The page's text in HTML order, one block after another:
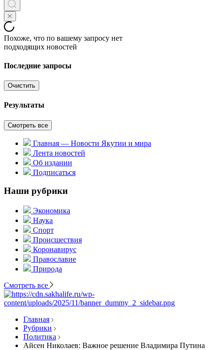
Похоже, что по вашему запросу нет
подходящих новостей
Последние запросы
Очистить
Результаты
Смотреть все
Главная — Новости Якутии и мира
Лента новостей
Об издании
Подписаться
Наши рубрики
Экономика
Наука
Спорт
Происшествия
Коронавирус
Православие
Природа
Смотреть все
Главная
Рубрики
Политика
Айсен Николаев: Важное решение Владимира Путина